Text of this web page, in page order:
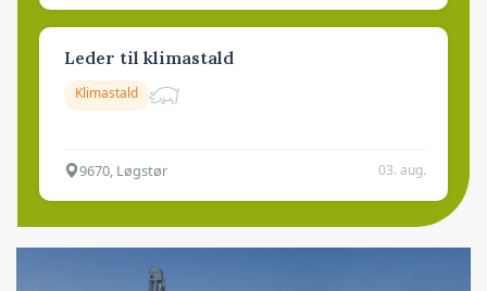
Leder til klimastald
Klimastald
9670, Løgstør 03. aug.